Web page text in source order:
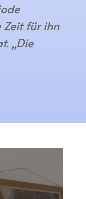
Zeit für ihn
„Die